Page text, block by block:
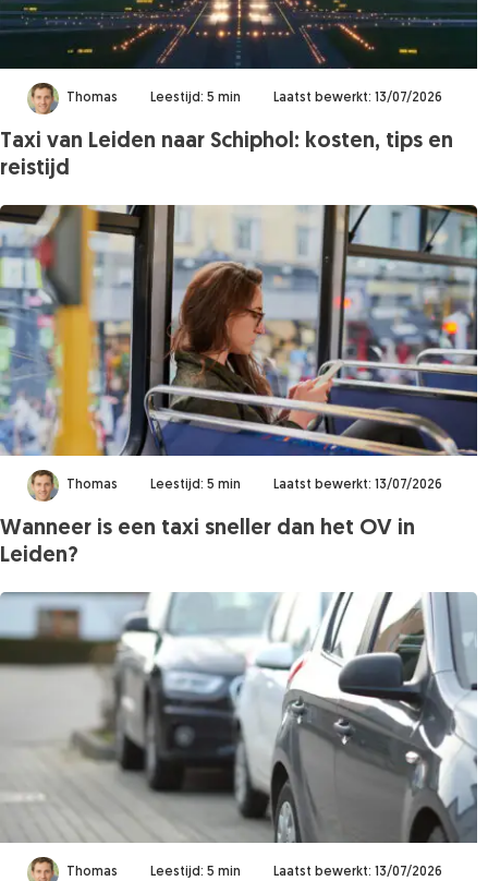
Thomas Leestijd: 5 min Laatst bewerkt: 13/07/2026
Taxi van Leiden naar Schiphol: kosten, tips en
reistijd
Thomas Leestijd: 5 min Laatst bewerkt: 13/07/2026
Wanneer is een taxi sneller dan het OV in
Leiden?
Thomas Leestijd: 5 min Laatst bewerkt: 13/07/2026